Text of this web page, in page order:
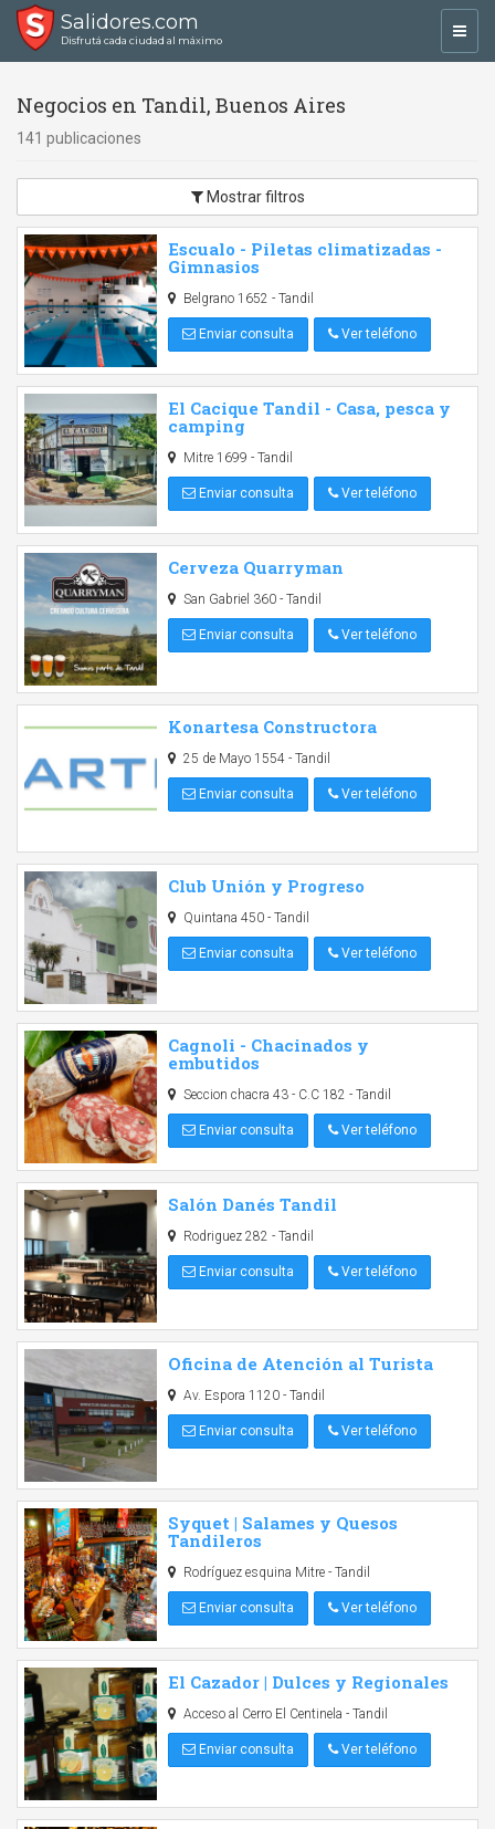
Salidores.com
Disfrutá cada ciudad al máximo
Negocios en Tandil, Buenos Aires
141 publicaciones
Mostrar filtros
Escualo - Piletas climatizadas -
Gimnasios
Belgrano 1652 - Tandil
Enviar consulta Ver teléfono
El Cacique Tandil - Casa, pesca y
camping
Mitre 1699 - Tandil
Enviar consulta Ver teléfono
Cerveza Quarryman
San Gabriel 360 - Tandil
Enviar consulta Ver teléfono
Konartesa Constructora
25 de Mayo 1554 - Tandil
Enviar consulta Ver teléfono
Club Unión y Progreso
Quintana 450 - Tandil
Enviar consulta Ver teléfono
Cagnoli - Chacinados y
embutidos
Seccion chacra 43 - C.C 182 - Tandil
Enviar consulta Ver teléfono
Salón Danés Tandil
Rodriguez 282 - Tandil
Enviar consulta Ver teléfono
Oficina de Atención al Turista
Av. Espora 1120 - Tandil
Enviar consulta Ver teléfono
Syquet | Salames y Quesos
Tandileros
Rodríguez esquina Mitre - Tandil
Enviar consulta Ver teléfono
El Cazador | Dulces y Regionales
Acceso al Cerro El Centinela - Tandil
Enviar consulta Ver teléfono